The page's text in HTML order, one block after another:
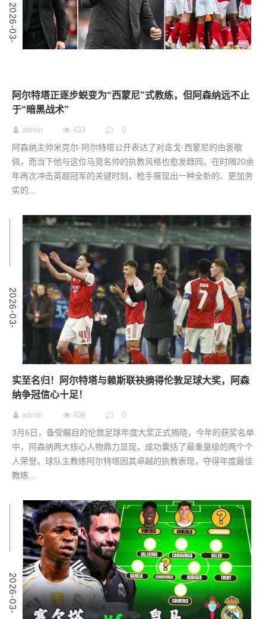
2
0
2
6
-
0
3
-
0
阿尔特塔正逐步蜕变为“西蒙尼”式教练，但阿森纳远不止
于“暗黑战术”
admin 433 0
阿森纳主帅米克尔·阿尔特塔公开表达了对迭戈·西蒙尼的由衷敬
佩，而当下他与这位马竞名帅的执教风格也愈发趋同。在时隔20余
年再次冲击英超冠军的关键时刻，枪手展现出一种全新的、更加务
实的...
2
0
2
6
-
0
3
-
0
实至名归！阿尔特塔与赖斯联袂摘得伦敦足球大奖，阿森
纳争冠信心十足！
admin 409 0
3月6日，备受瞩目的伦敦足球年度大奖正式揭晓，今年的获奖名单
中，阿森纳两大核心人物鼎力显现，成功囊括了最重量级的两个个
人荣誉。球队主教练阿尔特塔因其卓越的执教表现，夺得年度最佳
教练...
2
0
2
6
-
0
3
-
0